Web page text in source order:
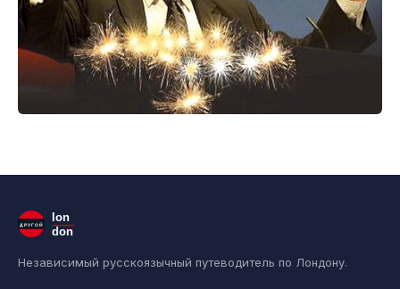
ДРУГОЙ
lon
don
Независимый русскоязычный путеводитель по Лондону.